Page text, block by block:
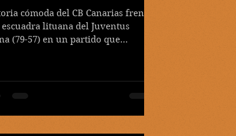
cómoda del CB Canarias frente
escuadra lituana del Juventus
(79-57) en un partido que